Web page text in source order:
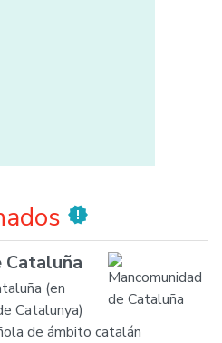
new_releases
Cataluña
(en
Catalunya)
de ámbito catalán